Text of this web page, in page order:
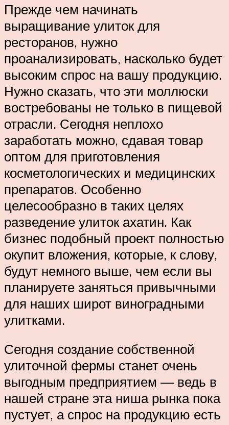
Прежде чем начинать
выращивание улиток для
ресторанов, нужно
проанализировать, насколько будет
высоким спрос на вашу продукцию.
Нужно сказать, что эти моллюски
востребованы не только в пищевой
отрасли. Сегодня неплохо
заработать можно, сдавая товар
оптом для приготовления
косметологических и медицинских
препаратов. Особенно
целесообразно в таких целях
разведение улиток ахатин. Как
бизнес подобный проект полностью
окупит вложения, которые, к слову,
будут немного выше, чем если вы
планируете заняться привычными
для наших широт виноградными
улитками.
Сегодня создание собственной
улиточной фермы станет очень
выгодным предприятием — ведь в
нашей стране эта ниша рынка пока
пустует, а спрос на продукцию есть